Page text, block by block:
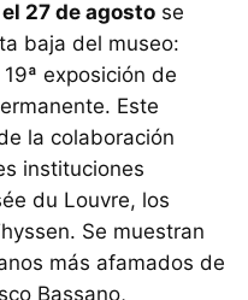
27 de agosto se
baja del museo:
exposición de
Este
la colaboración
instituciones
du Louvre, los
Se muestran
más afamados de
Bassano,